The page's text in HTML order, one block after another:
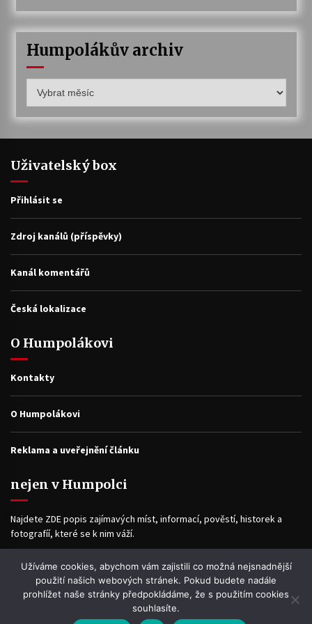
Humpolákův archiv
archiv
Uživatelský box
Přihlásit se
Zdroj kanálů (příspěvky)
Kanál komentářů
Česká lokalizace
O Humpolákovi
Kontakty
O Humpolákovi
Reklama a uveřejnění článku
nejen v Humpolci
Najdete ZDE popis zajímavých míst, informací, pověstí, historek a
fotografíí, které se k nim váží.
Facebook
Užíváme cookies, abychom vám zajistili co možná nejsnadnější
použití našich webových stránek. Pokud budete nadále
prohlížet naše stránky předpokládáme, že s použitím cookies
souhlasíte.